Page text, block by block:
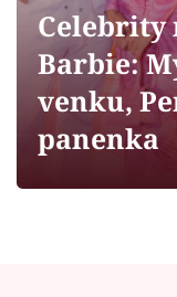
Sledujte
Filmový
Celebrity
Barbie:
venku,
panenka